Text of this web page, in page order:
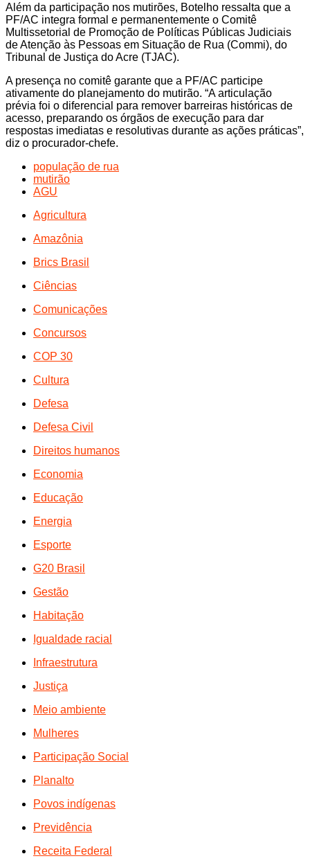
Além da participação nos mutirões, Botelho ressalta que a
PF/AC integra formal e permanentemente o Comitê
Multissetorial de Promoção de Políticas Públicas Judiciais
de Atenção às Pessoas em Situação de Rua (Commi), do
Tribunal de Justiça do Acre (TJAC).
A presença no comitê garante que a PF/AC participe
ativamente do planejamento do mutirão. “A articulação
prévia foi o diferencial para remover barreiras históricas de
acesso, preparando os órgãos de execução para dar
respostas imediatas e resolutivas durante as ações práticas”,
diz o procurador-chefe.
população de rua
mutirão
AGU
Agricultura
Amazônia
Brics Brasil
Ciências
Comunicações
Concursos
COP 30
Cultura
Defesa
Defesa Civil
Direitos humanos
Economia
Educação
Energia
Esporte
G20 Brasil
Gestão
Habitação
Igualdade racial
Infraestrutura
Justiça
Meio ambiente
Mulheres
Participação Social
Planalto
Povos indígenas
Previdência
Receita Federal